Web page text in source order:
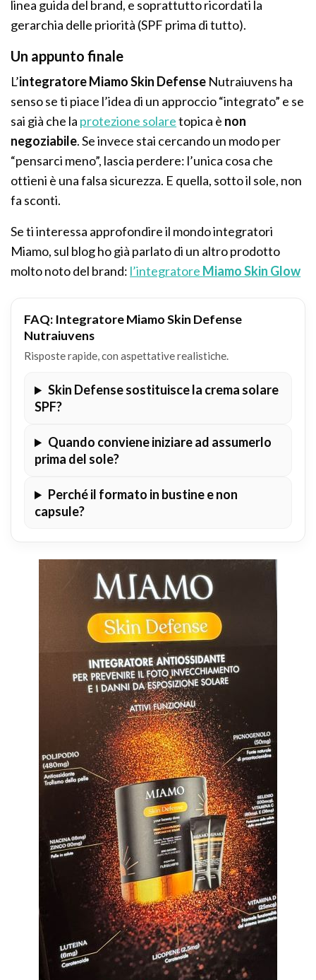
linea guida del brand, e soprattutto ricordati la
gerarchia delle priorità (SPF prima di tutto).
Un appunto finale
L’integratore Miamo Skin Defense Nutraiuvens ha
senso se ti piace l’idea di un approccio “integrato” e se
sai già che la protezione solaretopica è non
negoziabile. Se invece stai cercando un modo per
“pensarci meno”, lascia perdere: l’unica cosa che
ottieni è una falsa sicurezza. E quella, sotto il sole, non
fa sconti.
Se ti interessa approfondire il mondo integratori
Miamo, sul blog ho già parlato di un altro prodotto
molto noto del brand: l’integratore Miamo Skin Glow
FAQ: Integratore Miamo Skin Defense
Nutraiuvens
Risposte rapide, con aspettative realistiche.
Skin Defense sostituisce la crema solare
SPF?
Quando conviene iniziare ad assumerlo
prima del sole?
Perché il formato in bustine e non
capsule?